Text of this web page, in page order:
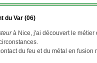
du Var (06)
à Nice, j'ai découvert le métier
du feu et du métal en fusion